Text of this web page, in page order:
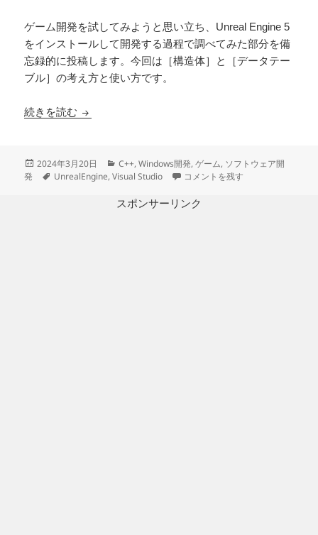
ゲーム開発を試してみようと思い立ち、Unreal Engine 5
をインストールして開発する過程で調べてみた部分を備
忘録的に投稿します。今回は［構造体］と［データテー
ブル］の考え方と使い方です。
続きを読む Unreal Engineの構造体とデータテーブルの考え
投
稿
2024年3月20日
カ
テ
リ
C++,Windows開発,ゲーム, ソフトウェア開
発
タ
UnrealEngine,Visual Studio Unreal Engineの構造体とデータ
コメントを残す
スポンサーリンク